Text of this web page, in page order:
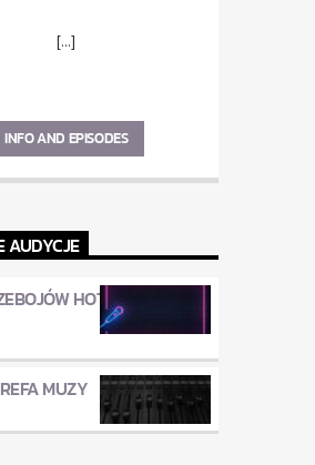
[...]
INFO AND EPISODES
AUDYCJE
HOT
MUZY